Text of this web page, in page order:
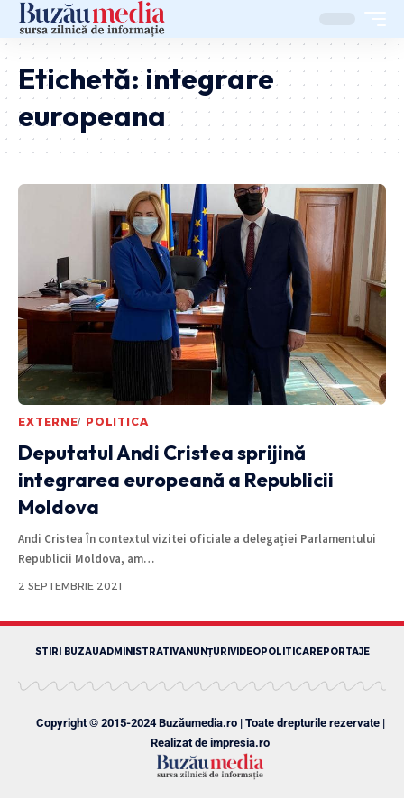
Etichetă:integrare
europeana
EXTERNE POLITICA
Deputatul Andi Cristea sprijină
integrarea europeană a Republicii
Moldova
Andi Cristea În contextul vizitei oficiale a delegației Parlamentului
Republicii Moldova, am…
2 SEPTEMBRIE 2021
STIRI BUZAUADMINISTRATIVANUNȚURIVIDEOPOLITICAREPORTAJE
Copyright © 2015-2024 Buzăumedia.ro | Toate drepturile rezervate |
Realizat de impresia.ro